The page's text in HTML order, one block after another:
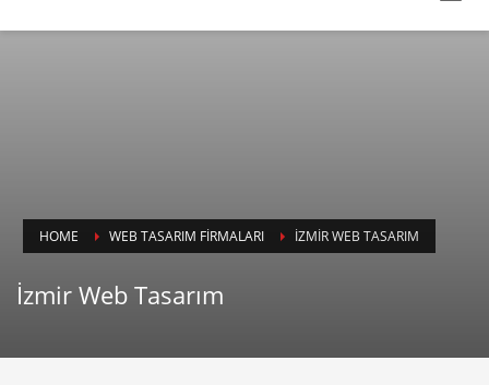
HOME WEB TASARIM FIRMALARI İZMIR WEB TASARIM
İzmir Web Tasarım